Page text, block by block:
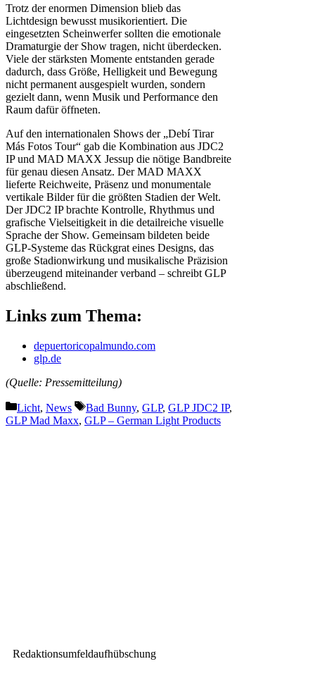
Trotz der enormen Dimension blieb das
Lichtdesign bewusst musikorientiert. Die
eingesetzten Scheinwerfer sollten die emotionale
Dramaturgie der Show tragen, nicht überdecken.
Viele der stärksten Momente entstanden gerade
dadurch, dass Größe, Helligkeit und Bewegung
nicht permanent ausgespielt wurden, sondern
gezielt dann, wenn Musik und Performance den
Raum dafür öffneten.
Auf den internationalen Shows der „Debí Tirar
Más Fotos Tour“ gab die Kombination aus JDC2
IP und MAD MAXX Jessup die nötige Bandbreite
für genau diesen Ansatz. Der MAD MAXX
lieferte Reichweite, Präsenz und monumentale
vertikale Bilder für die größten Stadien der Welt.
Der JDC2 IP brachte Kontrolle, Rhythmus und
grafische Vielseitigkeit in die detailreiche visuelle
Sprache der Show. Gemeinsam bildeten beide
GLP-Systeme das Rückgrat eines Designs, das
große Stadionwirkung und musikalische Präzision
überzeugend miteinander verband – schreibt GLP
abschließend.
Links zum Thema:
depuertoricopalmundo.com
glp.de
(Quelle: Pressemitteilung)
Kategorien
Licht, News Schlagwörter
Bad Bunny, GLP, GLP JDC2 IP,
GLP Mad Maxx, GLP – German Light Products
Redaktionsumfeldaufhübschung